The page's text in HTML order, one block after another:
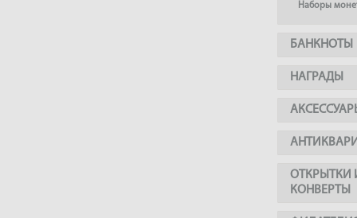
Наборы
БАНКНОТЫ
НАГРАДЫ
ОТКРЫТКИ
КОНВЕРТЫ